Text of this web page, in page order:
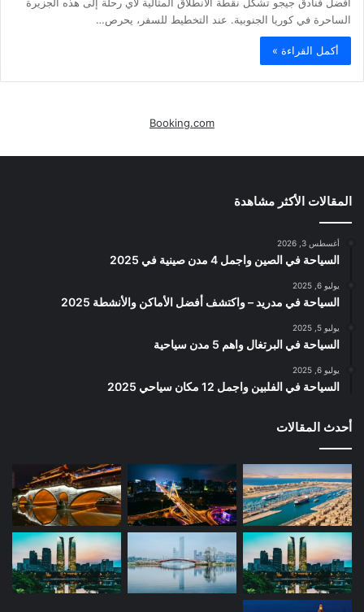
افضل فنادق جيجو تشكل نقطة الانطلاق المثالية لأي رحلة إلى هذه الجزيرة
الساحرة في كوريا الجنوبية. عند التخطيط للسفر، يحرص…
أكمل القراءة »
Booking.com
المقالات الأكثر مشاهدة
أغسطس 3, 2026
السياحة في الصين واجمل 4 مدن صينية في 2025
يوليو 6, 2025
السياحة في مدريد – واكتشف أفضل الأماكن والأنشطة 2025
يوليو 5, 2025
السياحة في البرتغال واهم 5 مدن سياحية
يوليو 6, 2025
السياحة في الفلبين واجمل 12 مكان سياحي 2025
أحدث المقالات